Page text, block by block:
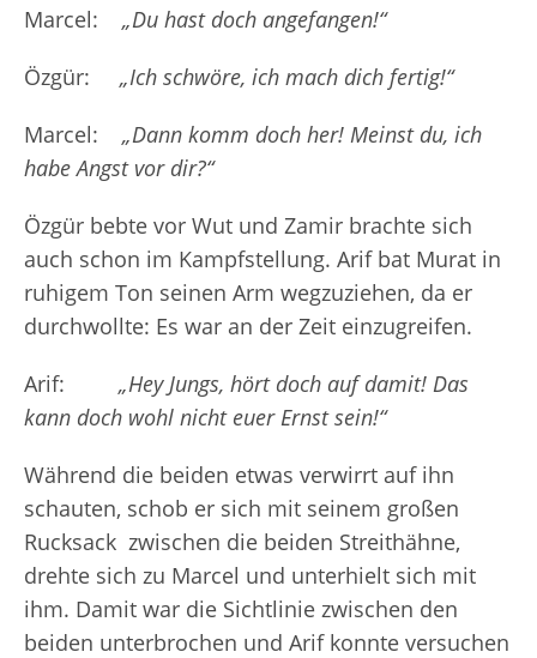
Marcel: „Du hast doch angefangen!“
Özgür: „Ich schwöre, ich mach dich fertig!“
Marcel: „Dann komm doch her! Meinst du, ich
habe Angst vor dir?“
Özgür bebte vor Wut und Zamir brachte sich
auch schon im Kampfstellung. Arif bat Murat in
ruhigem Ton seinen Arm wegzuziehen, da er
durchwollte: Es war an der Zeit einzugreifen.
Arif: „Hey Jungs, hört doch auf damit! Das
kann doch wohl nicht euer Ernst sein!“
Während die beiden etwas verwirrt auf ihn
schauten, schob er sich mit seinem großen
Rucksack zwischen die beiden Streithähne,
drehte sich zu Marcel und unterhielt sich mit
ihm. Damit war die Sichtlinie zwischen den
beiden unterbrochen und Arif konnte versuchen